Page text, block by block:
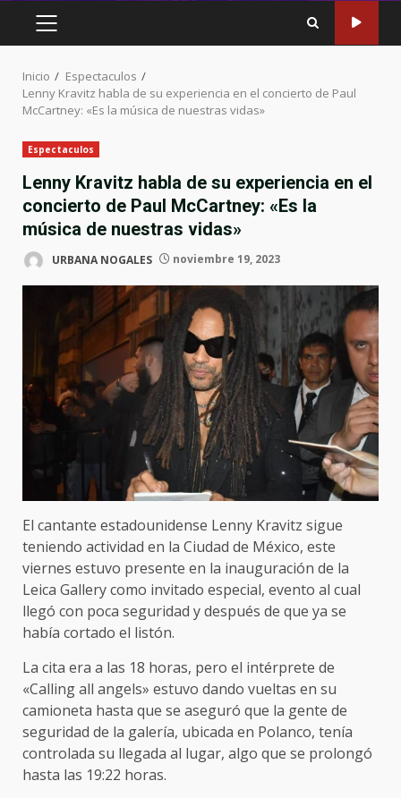
MENÚ
PRINCIPAL
Inicio
Espectaculos
Lenny Kravitz habla de su experiencia en el concierto de Paul
McCartney: «Es la música de nuestras vidas»
Espectaculos
Lenny Kravitz habla de su experiencia en el
concierto de Paul McCartney: «Es la
música de nuestras vidas»
URBANA NOGALES noviembre 19, 2023
El cantante estadounidense Lenny Kravitz sigue
teniendo actividad en la Ciudad de México, este
viernes estuvo presente en la inauguración de la
Leica Gallery como invitado especial, evento al cual
llegó con poca seguridad y después de que ya se
había cortado el listón.
La cita era a las 18 horas, pero el intérprete de
«Calling all angels» estuvo dando vueltas en su
camioneta hasta que se aseguró que la gente de
seguridad de la galería, ubicada en Polanco, tenía
controlada su llegada al lugar, algo que se prolongó
hasta las 19:22 horas.